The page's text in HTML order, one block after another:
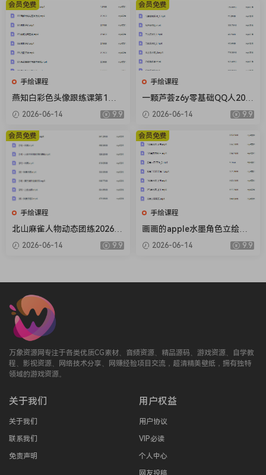
手绘课程
燕知白彩色头像跟练课第1期2
026【画质高清有课件】
2026-06-14 9.9
会员免费
手绘课程
一颗芦荟z6y零基础QQ人202
6【画质高清有课件笔刷】
2026-06-14 9.9
会员免费
手绘课程
北山麻雀人物动态团练2026年
1月结课【画质高清只有视
2026-06-14 9.9
会员免费
手绘课程
画画的apple水墨角色立绘第2
期【画质还可以只有视频】
2026-06-14 9.9
会员免费
万象资源网专注于各类优质CG素材、音频资源、精品源码、游戏资源、自学教
程、影视资源、网络技术分享、网赚经验项目交流，超清精美壁纸，拥有独特
领域的游戏资源。
关于我们
关于我们
联系我们
免责声明
用户权益
用户协议
VIP必读
个人中心
网友投稿